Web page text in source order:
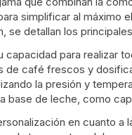
simplificar al
detallan los
capacidad para realizar
de café frescos y
la presión y
base de leche, como
en cuanto